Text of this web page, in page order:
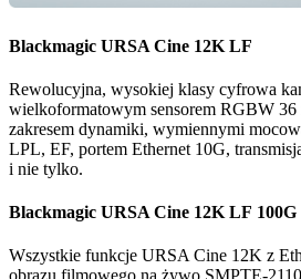
Blackmagic URSA Cine 12K LF
Rewolucyjna, wysokiej klasy cyfrowa
wielkoformatowym sensorem RGBW
zakresem dynamiki, wymiennymi
LPL, EF, portem Ethernet 10G,
i nie tylko.
Blackmagic URSA Cine 12K LF 100G
Wszystkie funkcje URSA Cine 12K z